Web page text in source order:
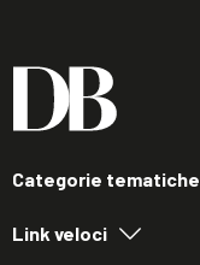
Categorie tematiche
Link veloci